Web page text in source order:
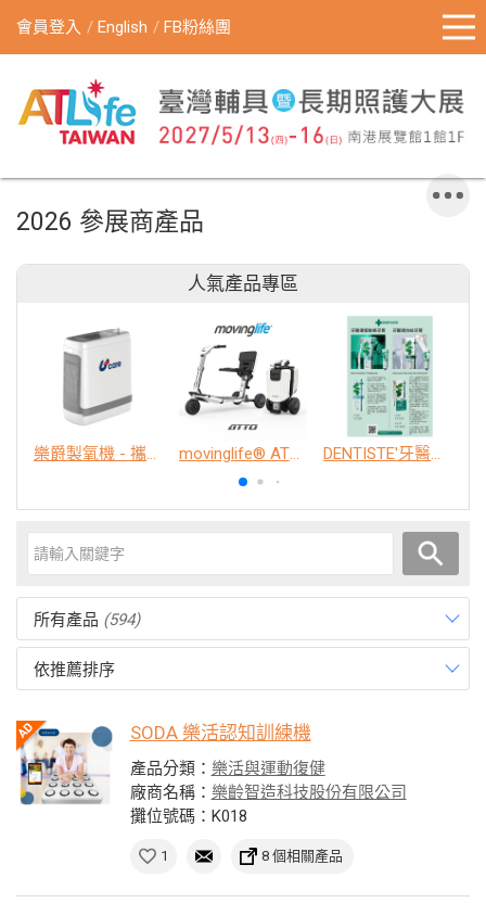
會員登入 English FB粉絲團
2026 參展商產品
人氣產品專區
樂爵製氧機 - 攜帶型 movinglife® ATTO新世代電動代步車 經典款 DENTISTE'牙醫選極敏感牙膏、抗蛀牙膏
所有產品 (594)
依推薦排序
SODA 樂活認知訓練機
產品分類： 樂活與運動復健
廠商名稱： 樂齡智造科技股份有限公司
攤位號碼：K018
1 8 個相關產品